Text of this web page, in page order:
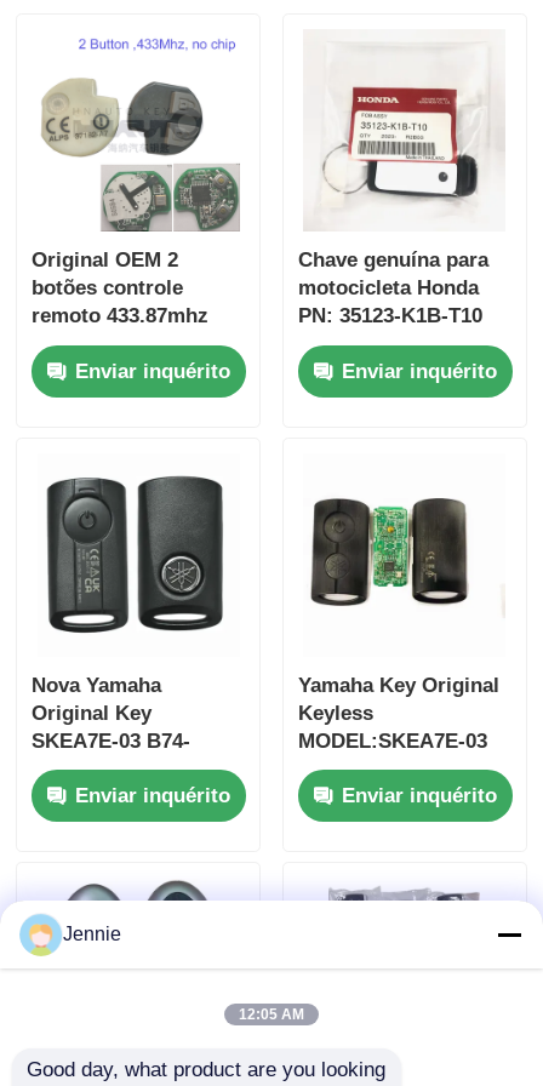
Original OEM 2
botões controle
remoto 433.87mhz
FSK para Su-zuki
Jim-ny 2005-2017
Sem chip 37182-A7
50pcs
Enviar inquérito
Chave genuína para
motocicleta Honda
PN: 35123-K1B-T10
chave remota de três
botões
FSK433.92MHz chip
Enviar inquérito
Nova Yamaha
Original Key
SKEA7E-03 B74-
H6261-02 662F-
SKEA7D03
Enviar inquérito
Yamaha Key Original
Keyless
MODEL:SKEA7E-03
Para Yamaha Smart
Remote Key B74-
H6261-02/662F-
Enviar inquérito
Jennie
12:05 AM
Good day, what product are you looking